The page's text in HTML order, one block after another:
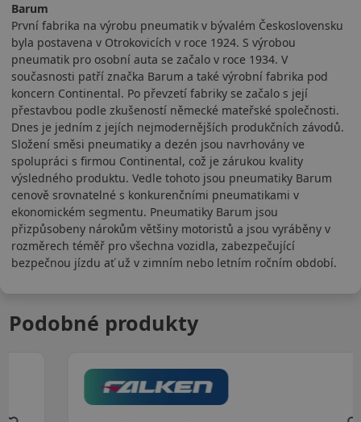
Barum
První fabrika na výrobu pneumatik v bývalém Československu
byla postavena v Otrokovicích v roce 1924. S výrobou
pneumatik pro osobní auta se začalo v roce 1934. V
současnosti patří značka Barum a také výrobní fabrika pod
koncern Continental. Po převzetí fabriky se začalo s její
přestavbou podle zkušeností německé mateřské společnosti.
Dnes je jedním z jejích nejmodernějších produkčních závodů.
Složení směsi pneumatiky a dezén jsou navrhovány ve
spolupráci s firmou Continental, což je zárukou kvality
výsledného produktu. Vedle tohoto jsou pneumatiky Barum
cenově srovnatelné s konkurenčními pneumatikami v
ekonomickém segmentu. Pneumatiky Barum jsou
přizpůsobeny nárokům většiny motoristů a jsou vyráběny v
rozměrech téměř pro všechna vozidla, zabezpečující
bezpečnou jízdu ať už v zimním nebo letním ročním období.
Podobné produkty